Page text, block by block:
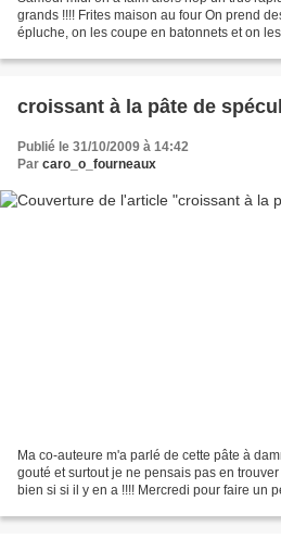
grands !!!! Frites maison au four On prend
épluche, on les coupe en batonnets et on
croissant à la pâte de
Publié le 31/10/2009 à 14:42
Par caro_o_fourneaux
Ma co-auteure m'a parlé de cette pâte à
gouté et surtout je ne pensais pas en
bien si si il y en a !!!! Mercredi pour faire un